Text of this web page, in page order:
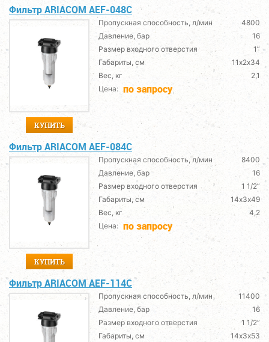
Фильтр ARIACOM AEF-048C
КУПИТЬ
Пропускная способность, л/мин
4800
Давление, бар
16
Размер входного отверстия
1”
Габариты, см
11х2х34
Вес, кг
2,1
Цена: по запросу
Фильтр ARIACOM AEF-084C
КУПИТЬ
Пропускная способность, л/мин
8400
Давление, бар
16
Размер входного отверстия
1 1/2”
Габариты, см
14х3х49
Вес, кг
4,2
Цена: по запросу
Фильтр ARIACOM AEF-114C
Пропускная способность, л/мин
11400
Давление, бар
16
Размер входного отверстия
1 1/2”
Габариты, см
14х3х53